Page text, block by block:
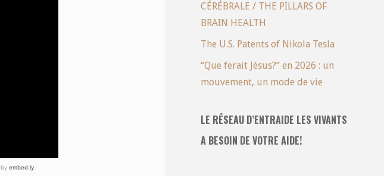
CÉRÉBRALE / THE PILLARS OF
BRAIN HEALTH
The U.S. Patents of Nikola Tesla
“Que ferait Jésus?” en 2026 : un
mouvement, un mode de vie
LE RÉSEAU D’ENTRAIDE LES VIVANTS
A BESOIN DE VOTRE AIDE!